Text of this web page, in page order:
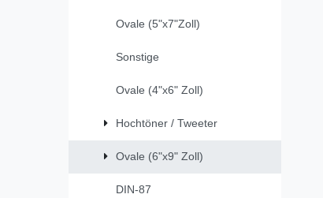
Ovale (5"x7"Zoll)
Sonstige
Ovale (4"x6" Zoll)
Hochtöner / Tweeter
Ovale (6"x9" Zoll)
DIN-87